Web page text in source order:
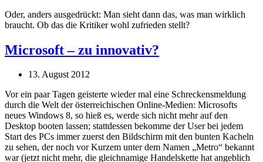
Oder, anders ausgedrückt: Man sieht dann das, was man wirklich
braucht. Ob das die Kritiker wohl zufrieden stellt?
Microsoft – zu innovativ?
13. August 2012
Vor ein paar Tagen geisterte wieder mal eine Schreckensmeldung
durch die Welt der österreichischen Online-Medien: Microsofts
neues Windows 8, so hieß es, werde sich nicht mehr auf den
Desktop booten lassen; stattdessen bekomme der User bei jedem
Start des PCs immer zuerst den Bildschirm mit den bunten Kacheln
zu sehen, der noch vor Kurzem unter dem Namen „Metro“ bekannt
war (jetzt nicht mehr, die gleichnamige Handelskette hat angeblich